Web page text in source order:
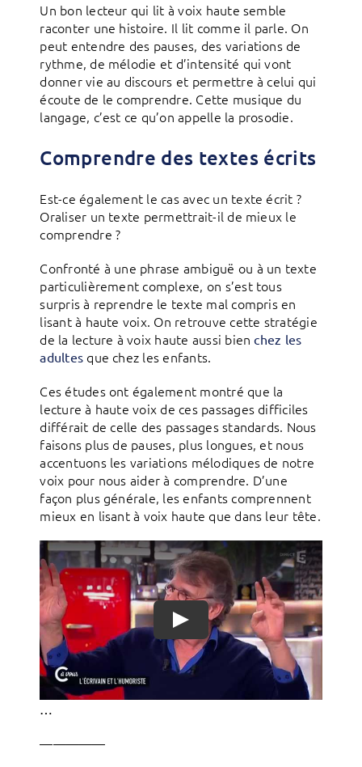
Un bon lecteur qui lit à voix haute semble
raconter une histoire. Il lit comme il parle. On
peut entendre des pauses, des variations de
rythme, de mélodie et d’intensité qui vont
donner vie au discours et permettre à celui qui
écoute de le comprendre. Cette musique du
langage, c’est ce qu’on appelle la prosodie.
Comprendre des textes écrits
Est-ce également le cas avec un texte écrit ?
Oraliser un texte permettrait-il de mieux le
comprendre ?
Confronté à une phrase ambiguë ou à un texte
particulièrement complexe, on s’est tous
surpris à reprendre le texte mal compris en
lisant à haute voix. On retrouve cette stratégie
de la lecture à voix haute aussi bienchez les
adultes que chez les enfants.
Ces études ont également montré que la
lecture à haute voix de ces passages difficiles
différait de celle des passages standards. Nous
faisons plus de pauses, plus longues, et nous
accentuons les variations mélodiques de notre
voix pour nous aider à comprendre. D’une
façon plus générale, les enfants comprennent
mieux en lisant à voix haute que dans leur tête.
—————